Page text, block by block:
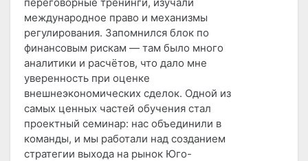
международное право и механизмы
регулирования. Запомнился блок по
финансовым рискам — там было много
аналитики и расчётов, что дало мне
уверенность при оценке
внешнеэкономических сделок. Одной из
самых ценных частей обучения стал
проектный семинар: нас объединили в
команды, и мы работали над созданием
стратегии выхода на рынок Юго-